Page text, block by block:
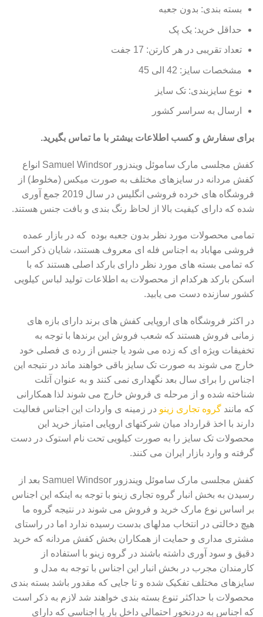
بسته بندی: بدون جعبه
حداقل خرید: یک پک
تعداد تقریبی در هر کارتن: 17 جفت
مشخصات سایز: 42 الی 45
نوع سایزبندی: تک سایز
ارسال به سراسر کشور
برای سفارش و کسب اطلاعات بیشتر با ما تماس بگیرید.
کفش مجلسی مارک ساموئل ویندزور Samuel Windsor انواع
کفش مردانه در سایزهای مختلف به صورت میکس (مخلوط) از
فروشگاه های خرده فروشی انگلیس در سال 2019 جمع آوری
شده که دارای کیفیت بالا از لحاظ رنگ بندی و بافت جنس هستند.
تمامی محصولات مورد نظر بدون جعبه بوده که در بازار عمده
فروشی مهاباد به اجناس فله ای معروف هستند، شایان ذکر است
که تمامی بسته های مورد نظر دارای بارکد اصلی هستند که با
اسکن بارکد هرکدام از محصولات به اطلاعات تولید لباس کیلویی
کشور سازنده دست می یابید.
در اکثر فروشگاه های اروپایی کفش های برند دارای بازه های
زمانی فروش هستند که شعب فروش این برندها با توجه به
تخفیفات ویژه ای که زده می شود یا جنس از رده ی فصلی خود
خارج می شوند به صورت تک سایز باقی خواهند ماند در نتیجه این
اجناس را برای سال بعد نگهداری نمی کنند و به عنوان آتلت
شناخته شده و از مرحله ی فروش خارج می شوند لذا همکارانی
که مانند گروه تجاری زینو در زمینه ی واردات این اجناس فعالیت
دارند با اخذ قرارداد میان شرکتهای اروپایی امتیاز خرید این
محصولات تک سایز را به صورت کیلویی تحت نام استوک در دست
گرفته و وارد بازار ایران می کنند.
کفش مجلسی مارک ساموئل ویندزور Samuel Windsor بعد از
رسیدن به بخش انبار گروه تجاری زینو با توجه به اینکه این اجناس
بر اساس نوع مارک خرید و فروش می شوند در نتیجه گروه ما
هیچ دخالتی در انتخاب مدلهای بدست رسیده ندارد اما در راستای
مشتری مداری و حمایت از همکاران بخش کفش مردانه که خرید
دقیق و سود آوری داشته باشند در گروه زینو با استفاده از
کارمندان مجرب در بخش انبار این اجناس با توجه به مدل و
سایزهای مختلف تفکیک شده و تا جایی که مقدور باشد بسته بندی
محصولات با حداکثر تنوع بسته بندی خواهند شد لازم به ذکر است
که اجناس به دردنخور احتمالی داخل بار یا اجناسی که دارای